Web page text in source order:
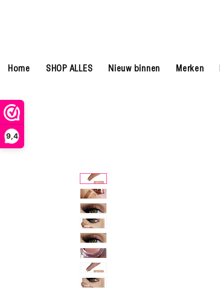
9,4
Home SHOP ALLES Nieuw binnen Merken